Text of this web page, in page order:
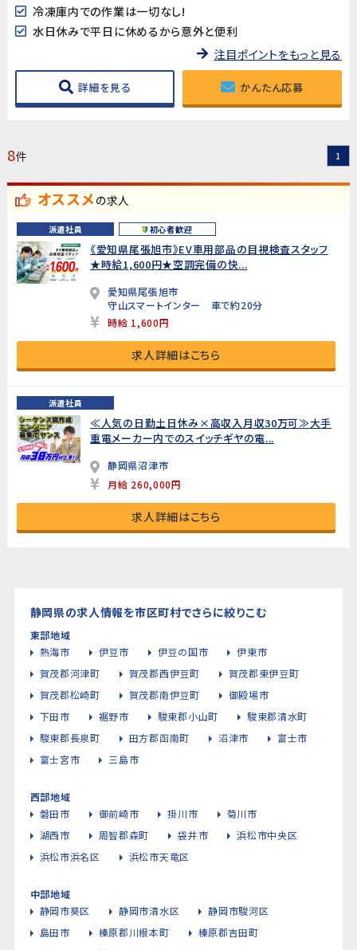
冷凍庫内での作業は一切なし!
水日休みで平日に休めるから意外と便利
注目ポイントをもっと見る
詳細を見る かんたん応募
8件 1
オススメの求人
派遣社員 初心者歓迎
《愛知県尾張旭市》EV車用部品の目視検査スタッフ
★時給1,600円★空調完備の快...
愛知県尾張旭市
守山スマートインター 車で約20分
時給 1,600円
求人詳細はこちら
派遣社員
≪人気の日勤土日休み×高収入月収30万可≫大手
重電メーカー内でのスイッチギヤの電...
静岡県沼津市
月給 260,000円
求人詳細はこちら
静岡県の求人情報を市区町村でさらに絞りこむ
東部地域
熱海市
伊豆市 伊豆の国市
伊東市
賀茂郡河津町
賀茂郡西伊豆町
賀茂郡東伊豆町
賀茂郡松崎町
賀茂郡南伊豆町
御殿場市
下田市
裾野市 駿東郡小山町
駿東郡清水町
駿東郡長泉町
田方郡函南町 沼津市
富士市
富士宮市
三島市
西部地域
磐田市
御前崎市 掛川市
菊川市
湖西市
周智郡森町 袋井市
浜松市中央区
浜松市浜名区
浜松市天竜区
中部地域
静岡市葵区
静岡市清水区
静岡市駿河区
島田市
榛原郡川根本町
榛原郡吉田町